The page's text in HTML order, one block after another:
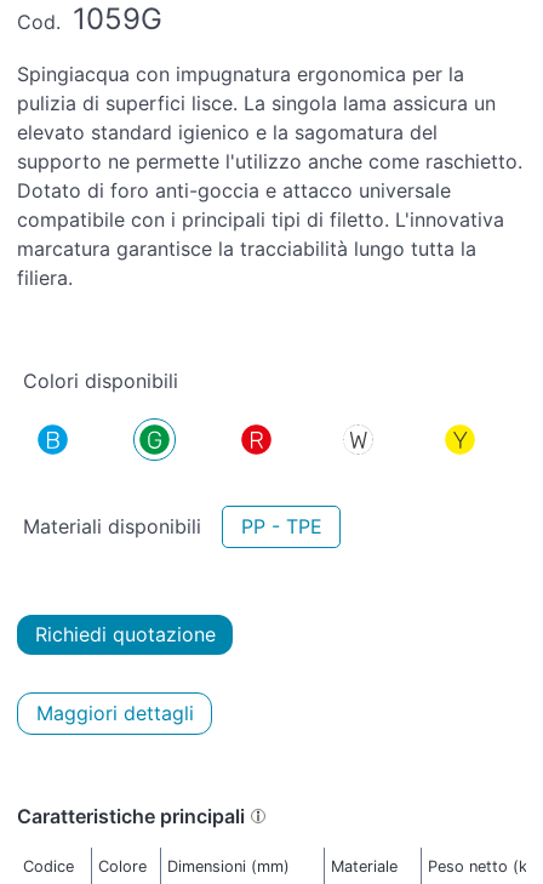
Cod. 1059G
Spingiacqua con impugnatura ergonomica per la
pulizia di superfici lisce. La singola lama assicura un
elevato standard igienico e la sagomatura del
supporto ne permette l'utilizzo anche come raschietto.
Dotato di foro anti-goccia e attacco universale
compatibile con i principali tipi di filetto. L'innovativa
marcatura garantisce la tracciabilità lungo tutta la
filiera.
Colori disponibili
Materiali disponibili PP - TPE
Richiedi quotazione
Maggiori dettagli
Caratteristiche principali
Codice Colore Dimensioni (mm) Materiale Peso netto (kg)